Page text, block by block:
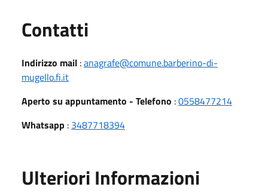
Contatti
Indirizzo mail :anagrafe@comune.barberino-di-
mugello.fi.it
Aperto su appuntamento - Telefono :0558477214
Whatsapp : 3487718394
Ulteriori Informazioni